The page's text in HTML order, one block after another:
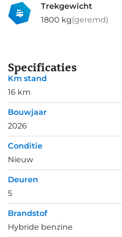
Trekgewicht
1800 kg(geremd)
Specificaties
Km stand
16 km
Bouwjaar
2026
Conditie
Nieuw
Deuren
5
Brandstof
Hybride benzine